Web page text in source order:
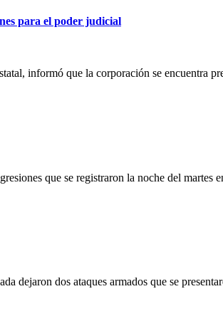
para el poder judicial
informó que la corporación se encuentra
que se registraron la noche del
dejaron dos ataques armados que se